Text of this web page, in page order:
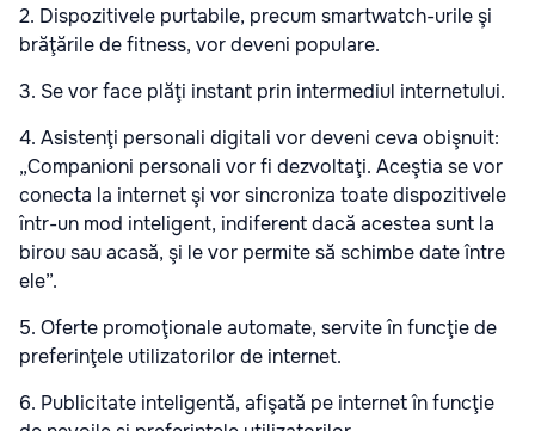
2. Dispozitivele purtabile, precum smartwatch-urile şi
brăţările de fitness, vor deveni populare.
3. Se vor face plăţi instant prin intermediul internetului.
4. Asistenţi personali digitali vor deveni ceva obişnuit:
„Companioni personali vor fi dezvoltaţi. Aceştia se vor
conecta la internet şi vor sincroniza toate dispozitivele
într-un mod inteligent, indiferent dacă acestea sunt la
birou sau acasă, şi le vor permite să schimbe date între
ele”.
5. Oferte promoţionale automate, servite în funcţie de
preferinţele utilizatorilor de internet.
6. Publicitate inteligentă, afişată pe internet în funcţie